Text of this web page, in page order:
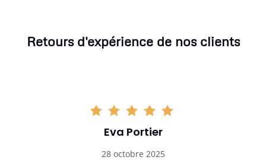
Retours d'expérience de nos clients
Eva Portier
28 octobre 2025